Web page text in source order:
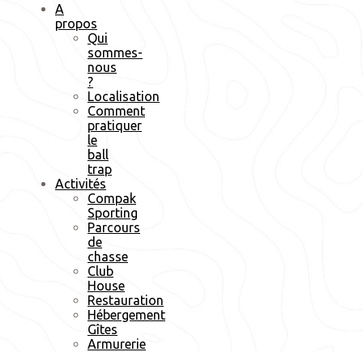
A
propos
Qui
sommes-
nous
?
Localisation
Comment
pratiquer
le
ball
trap
Activités
Compak
Sporting
Parcours
de
chasse
Club
House
Restauration
Hébergement
Gîtes
Armurerie